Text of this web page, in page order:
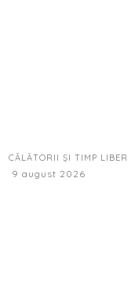
CĂLĂTORII ȘI TIMP LIBER
9 august 2026